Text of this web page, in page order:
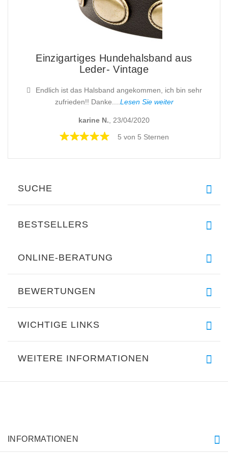
Einzigartiges Hundehalsband aus
Leder- Vintage
Endlich ist das Halsband angekommen, ich bin sehr
zufrieden!! Danke.... Lesen Sie weiter
karine N. , 23/04/2020
5 von 5 Sternen
SUCHE
BESTSELLERS
ONLINE-BERATUNG
BEWERTUNGEN
WICHTIGE LINKS
WEITERE INFORMATIONEN
INFORMATIONEN